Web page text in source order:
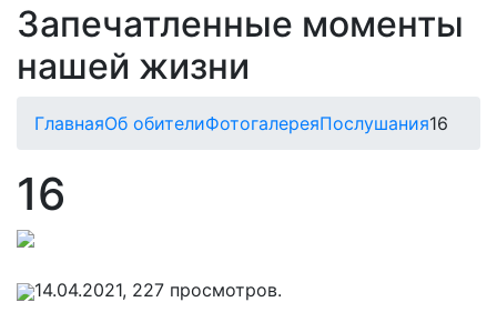
Запечатленные моменты
нашей жизни
ГлавнаяОб обителиФотогалереяПослушания16
16
14.04.2021, 227 просмотров.